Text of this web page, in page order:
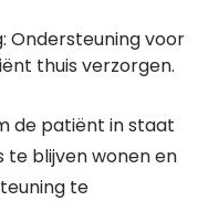
Ondersteuning voor
thuis verzorgen.
de patiënt in staat
te blijven wonen en
te